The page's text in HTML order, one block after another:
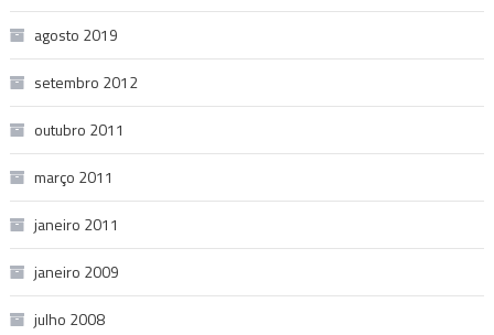
agosto 2019
setembro 2012
outubro 2011
março 2011
janeiro 2011
janeiro 2009
julho 2008